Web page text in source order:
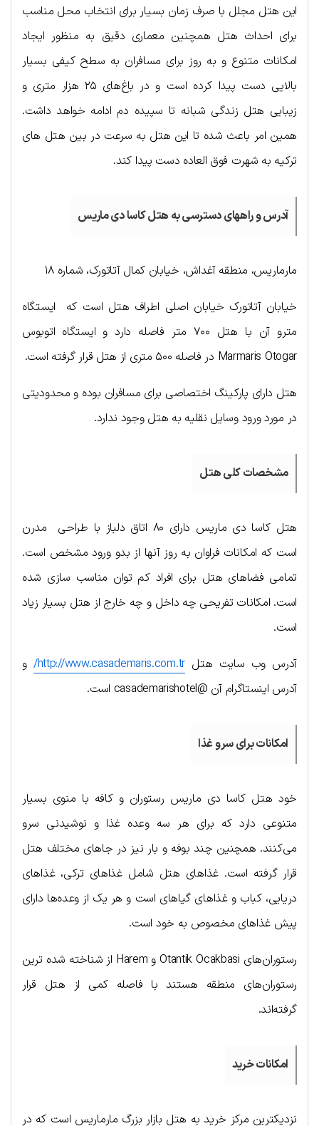
این هتل مجلل با صرف زمان بسیار برای انتخاب محل مناسب
برای احداث هتل همچنین معماری دقیق به منظور ایجاد
امکانات متنوع و به روز برای مسافران به سطح کیفی بسیار
بالایی دست پیدا کرده است و در باغ‌های ۲۵ هزار متری و
زیبایی هتل زندگی شبانه تا سپیده دم ادامه خواهد داشت.
همین امر باعث شده تا این هتل به سرعت در بین هتل های
ترکیه به شهرت فوق العاده دست پیدا کند.
آدرس و راههای دسترسی به هتل کاسا دی ماریس
مارماریس، منطقه آغداش، خیابان کمال آتاتورک، شماره ۱۸
خیابان آتاتورک خیابان‌ اصلی اطراف هتل است که ایستگاه
مترو ‌آن با هتل ۷۰۰ متر فاصله دارد و ایستگاه اتوبوس
Marmaris Otogar در فاصله ۵۰۰ متری از هتل قرار گرفته است.
هتل دارای پارکینگ اختصاصی برای مسافران بوده و محدودیتی
در مورد ورود وسایل نقلیه به هتل وجود ندارد.
مشخصات کلی هتل
هتل کاسا دی ماریس دارای ۸۰ اتاق دلباز با طراحی مدرن
است که امکانات فراوان به روز آنها از بدو ورود مشخص است.
تمامی فضاهای هتل برای افراد کم توان مناسب سازی شده
است. امکانات تفریحی چه داخل و چه خارج از هتل بسیار زیاد
است.
آدرس وب سایت هتلhttp://www.casademaris.com.tr/
و
آدرس اینستاگرام آن @casademarishotel است.
امکانات برای سرو غذا
خود هتل کاسا دی ماریس رستوران و کافه با منوی بسیار
متنوعی دارد که برای هر سه وعده غذا و نوشیدنی سرو
می‌کنند. همچنین چند بوفه و بار نیز در جاهای مختلف هتل
قرار گرفته است. غذاهای هتل شامل غذاهای ترکی، غذاهای
دریایی، کباب و غذاهای گیاهای است و هر یک از وعده‌ها دارای
پیش غذاهای مخصوص به خود است.
رستوران‌های Otantik Ocakbasi و Harem از شناخته شده ترین
رستوران‌های منطقه هستند با فاصله کمی از هتل قرار
گرفته‌اند.
امکانات خرید
نزدیکترین مرکز خرید به هتل بازار بزرگ مارماریس است که در